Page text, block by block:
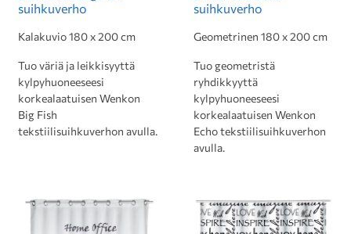
suihkuverho
Kalakuvio 180 x 200 cm
Tuo väriä ja leikkisyyttä
kylpyhuoneeseesi
korkealaatuisen Wenkon
Big Fish
tekstiilisuihkuverhon avulla.
suihkuverho
Geometrinen 180 x 200 cm
Tuo geometristä
ryhdikkyyttä
kylpyhuoneeseesi
korkealaatuisen Wenkon
Echo tekstiilisuihkuverhon
avulla.